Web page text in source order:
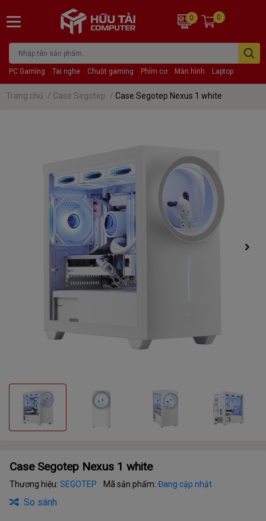
PC Gaming Tai nghe Chuột gaming Phím cơ Màn hình Laptop
0 0
Trang chủ / Case Segotep / Case Segotep Nexus 1 white
Case Segotep Nexus 1 white
Thương hiệu: SEGOTEP Mã sản phẩm: Đang cập nhật
So sánh